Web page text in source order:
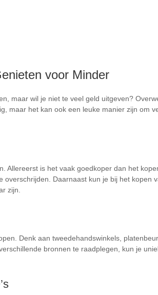
voor Minder
maar wil je niet te veel geld uitgeven?
maar het kan ook een leuke manier zijn om
Allereerst is het vaak goedkoper dan het
Daarnaast kun je bij het kopen
zijn.
Denk aan tweedehandswinkels,
bronnen te raadplegen, kun je